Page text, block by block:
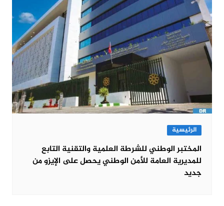
الرئيسية
المختبر الوطني للشرطة العلمية والتقنية التابع
للمديرية العامة للأمن الوطني يحصل على الإيزو من
جديد